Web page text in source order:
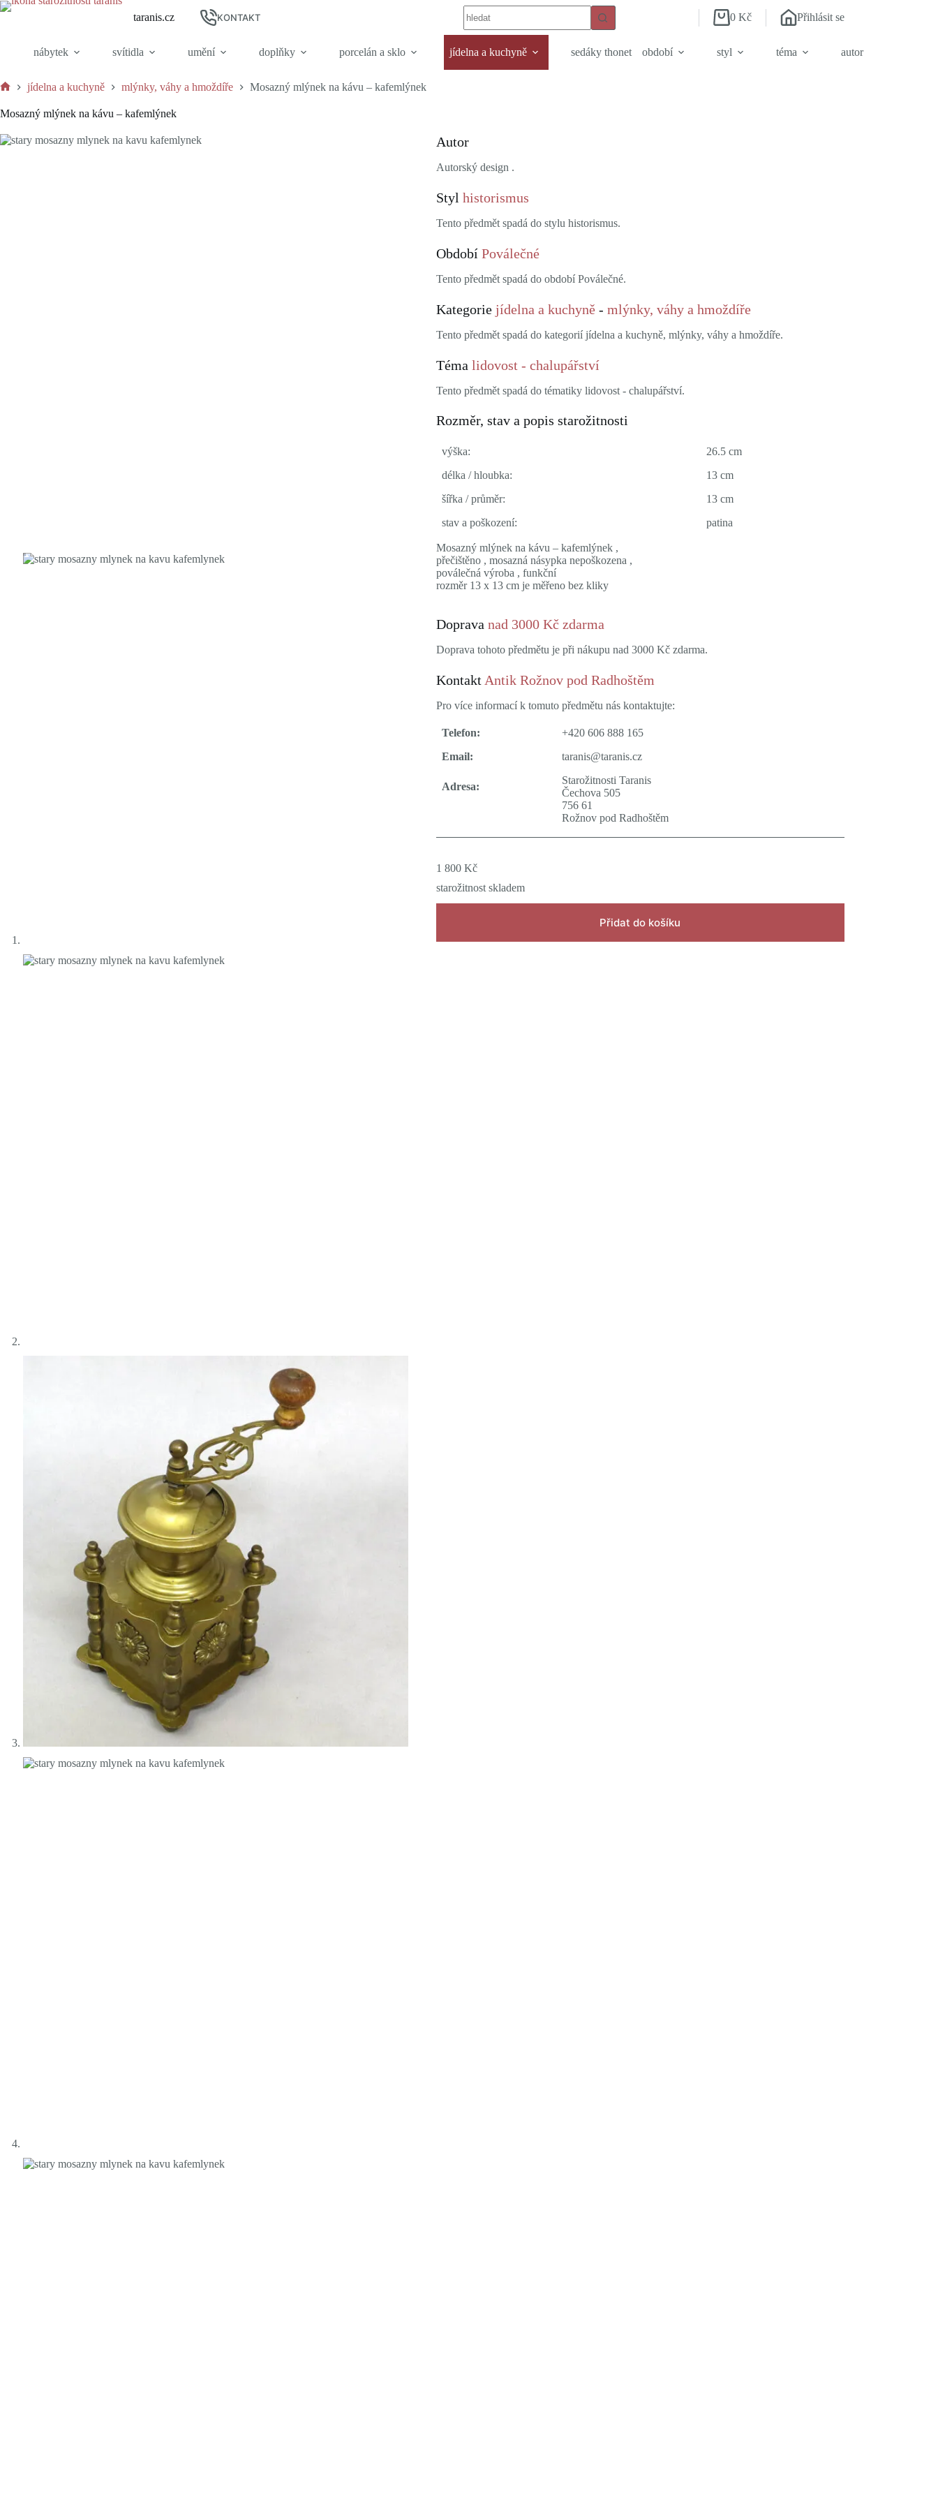
Skip
taranis.cz KONTAKT
Shopping
0 Kč Přihlásit se
nábytek svítidla umění doplňky porcelán a sklo jídelna a kuchyně sedáky thonet období styl téma autor
jídelna a kuchyně mlýnky, váhy a hmoždíře Mosazný mlýnek na kávu – kafemlýnek
Mosazný mlýnek na kávu – kafemlýnek
Autor
Autorský design .
Styl historismus
Tento předmět spadá do stylu historismus.
Období Poválečné
Tento předmět spadá do období Poválečné.
Kategorie jídelna a kuchyně- mlýnky, váhy a hmoždíře
Tento předmět spadá do kategorií jídelna a kuchyně, mlýnky, váhy a hmoždíře.
Téma lidovost - chalupářství
Tento předmět spadá do tématiky lidovost - chalupářství.
Rozměr, stav a popis starožitnosti
výška:
26.5 cm
délka / hloubka:
13 cm
šířka / průměr:
13 cm
stav a poškození:
patina
Mosazný mlýnek na kávu – kafemlýnek ,
přečištěno , mosazná násypka nepoškozena ,
poválečná výroba , funkční
rozměr 13 x 13 cm je měřeno bez kliky
Doprava nad 3000 Kč zdarma
Doprava tohoto předmětu je při nákupu nad 3000 Kč zdarma.
Kontakt Antik Rožnov pod Radhoštěm
Pro více informací k tomuto předmětu nás kontaktujte:
Telefon:
+420 606 888 165
Email:
taranis@taranis.cz
Adresa:
Starožitnosti Taranis
Čechova 505
756 61
Rožnov pod Radhoštěm
1 800 Kč
starožitnost skladem
Přidat do košíku